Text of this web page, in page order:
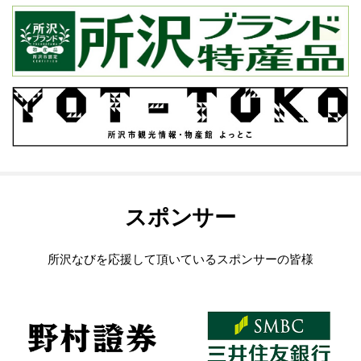
スポンサー
所沢なびを応援して頂いているスポンサーの皆様